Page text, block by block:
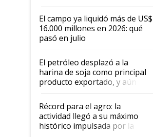
El campo ya liquidó más de US$
16.000 millones en 2026: qué
pasó en julio
El petróleo desplazó a la
harina de soja como principal
producto exportado, y aún así
el agro aportó casi seis de cada
diez dólares y sostuvo el
liderazgo en un semestre
récord
Récord para el agro: la
actividad llegó a su máximo
histórico impulsada por la